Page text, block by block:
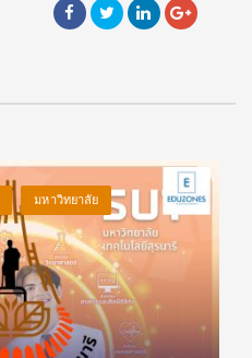
มหาวิทยาลัย